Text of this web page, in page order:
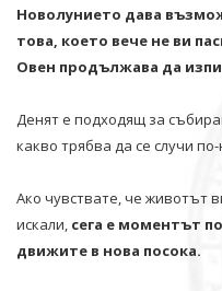
Новолунието дава
това, което вече не ви
Овен продължава да
Денят е подходящ за
какво трябва да се случи
Ако чувствате, че животът
искали, сега е моментът
движите в нова посока.